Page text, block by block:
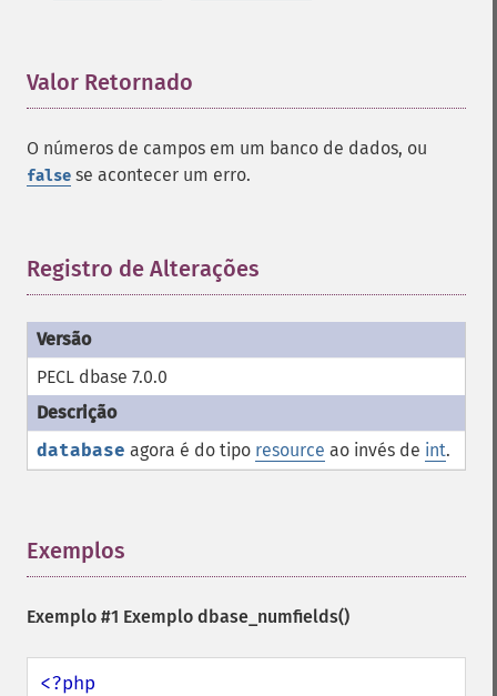
Valor Retornado
O números de campos em um banco de dados, ou
false se acontecer um erro.
Registro de Alterações
PECL dbase 7.0.0
database agora é do tipo resource ao invés de int.
Exemplos
Exemplo #1 Exemplo dbase_numfields()
<?php